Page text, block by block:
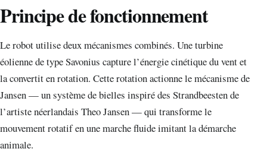
Principe de fonctionnement
Le robot utilise deux mécanismes combinés. Une turbine
éolienne de type Savonius capture l’énergie cinétique du vent et
la convertit en rotation. Cette rotation actionne le mécanisme de
Jansen — un système de bielles inspiré des Strandbeesten de
l’artiste néerlandais Theo Jansen — qui transforme le
mouvement rotatif en une marche fluide imitant la démarche
animale.